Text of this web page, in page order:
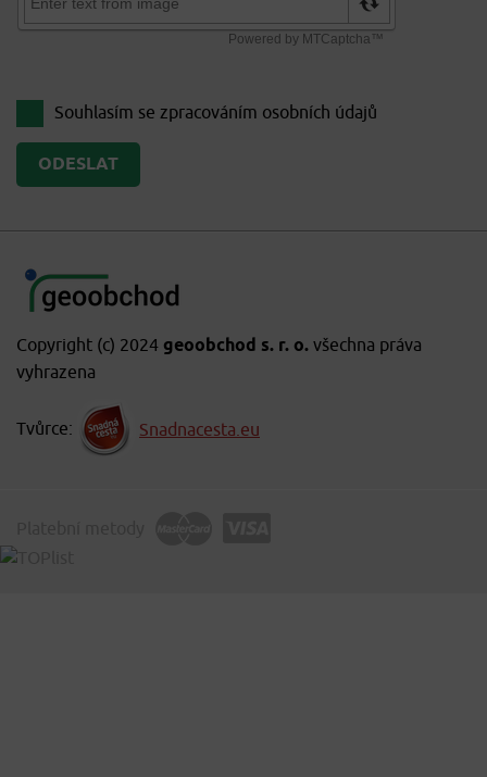
Souhlasím se zpracováním osobních údajů
Copyright (c) 2024 geoobchod s. r. o. všechna práva
vyhrazena
Tvůrce: Snadnacesta.eu